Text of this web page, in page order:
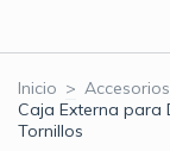
Inicio >
Caja Externa para
Tornillos